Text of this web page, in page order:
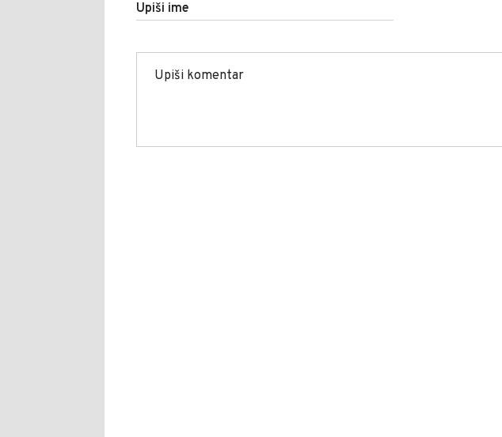
Upiši ime